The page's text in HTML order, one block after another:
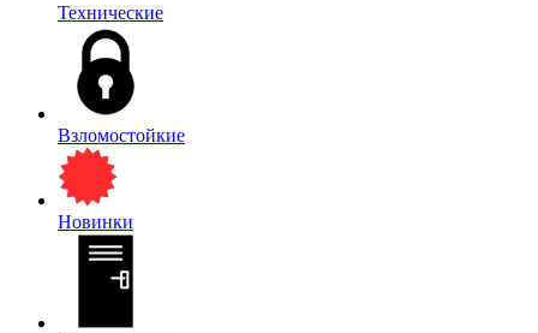
Технические
Взломостойкие
Новинки